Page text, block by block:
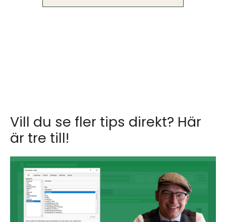
Vill du se fler tips direkt? Här
är tre till!